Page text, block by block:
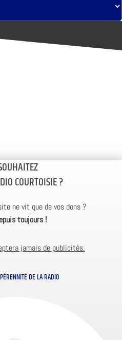
COURTOISIE ?
ne vit que de vos dons ?
toujours !
jamais de publicités.
DE LA RADIO